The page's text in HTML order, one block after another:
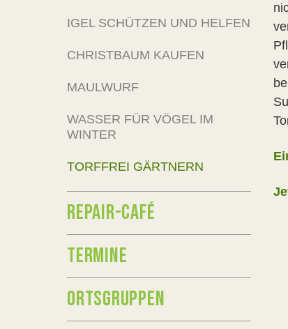
IGEL SCHÜTZEN UND HELFEN
CHRISTBAUM KAUFEN
MAULWURF
WASSER FÜR VÖGEL IM
WINTER
TORFFREI GÄRTNERN
REPAIR-CAFÉ
TERMINE
ORTSGRUPPEN